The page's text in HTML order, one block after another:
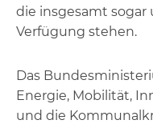
die insgesamt sogar
Verfügung stehen.
Das
Energie, Mobilität,
und die